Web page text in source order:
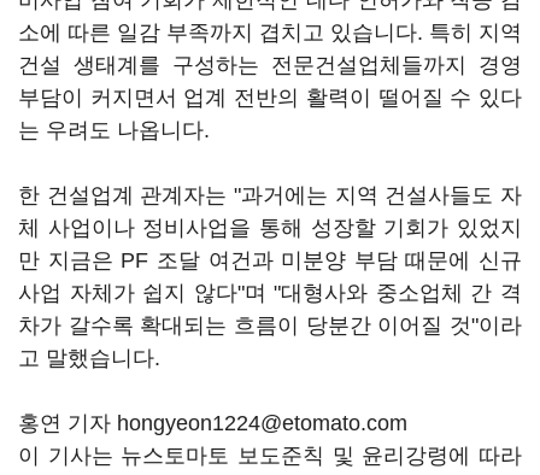
소에 따른 일감 부족까지 겹치고 있습니다. 특히 지역
건설 생태계를 구성하는 전문건설업체들까지 경영
부담이 커지면서 업계 전반의 활력이 떨어질 수 있다
는 우려도 나옵니다.
한 건설업계 관계자는 "과거에는 지역 건설사들도 자
체 사업이나 정비사업을 통해 성장할 기회가 있었지
만 지금은 PF 조달 여건과 미분양 부담 때문에 신규
사업 자체가 쉽지 않다"며 "대형사와 중소업체 간 격
차가 갈수록 확대되는 흐름이 당분간 이어질 것"이라
고 말했습니다.
홍연 기자 hongyeon1224@etomato.com
이 기사는 뉴스토마토 보도준칙 및 윤리강령에 따라